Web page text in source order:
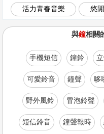
活力青春音樂 悠
與鐘相關
手機短信 鐘鈴
可愛鈴音 鐘聲 哆
野外風鈴 冒泡鈴聲
短信鈴音 鐘聲報時